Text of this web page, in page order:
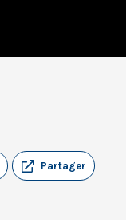
Partager